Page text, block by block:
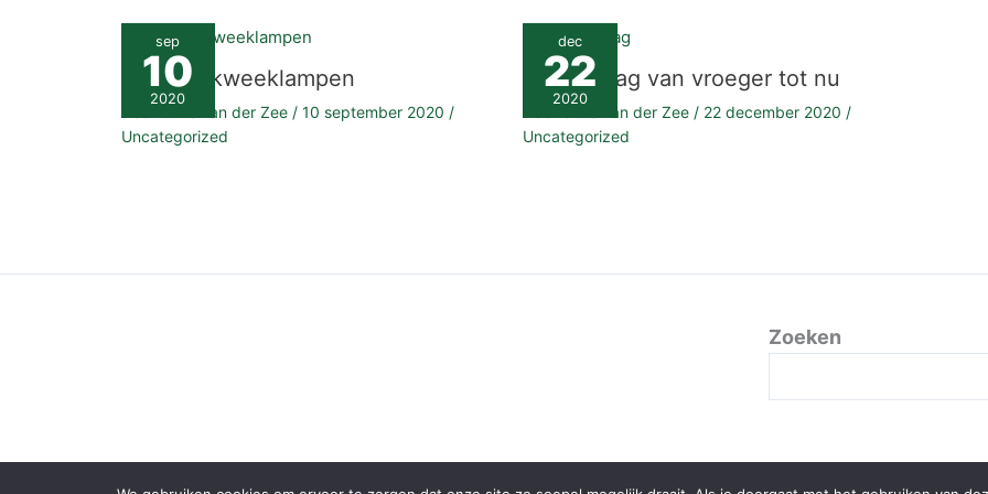
sep
10
2020
Wat zijn kweeklampen
Guus van der Zee / 10 september 2020 /
Uncategorized
dec
22
2020
Deurbeslag van vroeger tot nu
Guus van der Zee / 22 december 2020 /
Uncategorized
Zoeken
Copyright © 2026 LivelifeGreen